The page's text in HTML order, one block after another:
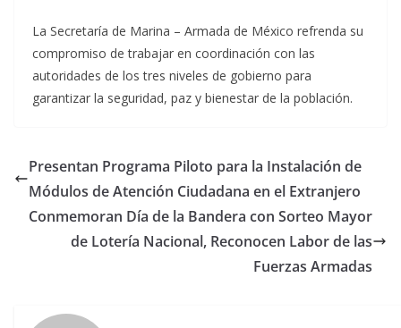
La Secretaría de Marina – Armada de México refrenda su
compromiso de trabajar en coordinación con las
autoridades de los tres niveles de gobierno para
garantizar la seguridad, paz y bienestar de la población.
Presentan Programa Piloto para la Instalación de
Módulos de Atención Ciudadana en el Extranjero
Conmemoran Día de la Bandera con Sorteo Mayor
de Lotería Nacional, Reconocen Labor de las
Fuerzas Armadas